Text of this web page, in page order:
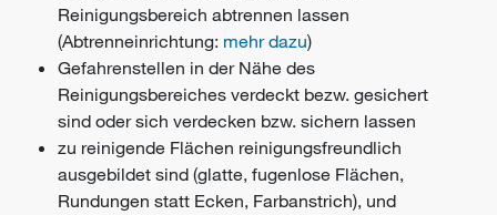
Reinigungsbereich abtrennen lassen
(Abtrenneinrichtung: mehr dazu)
Gefahrenstellen in der Nähe des
Reinigungsbereiches verdeckt bezw. gesichert
sind oder sich verdecken bzw. sichern lassen
zu reinigende Flächen reinigungsfreundlich
ausgebildet sind (glatte, fugenlose Flächen,
Rundungen statt Ecken, Farbanstrich), und